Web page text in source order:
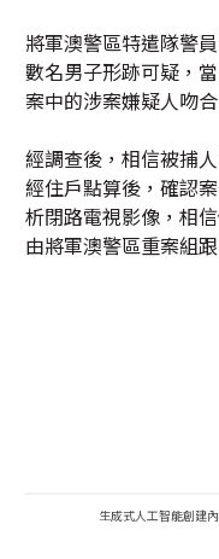
將軍澳警區特遣隊警
數名男子形跡可疑，
案中的涉案嫌疑人吻
經調查後，相信被捕
經住戶點算後，確認
析閉路電視影像，相
由將軍澳警區重案組跟
生成式人工智能創建